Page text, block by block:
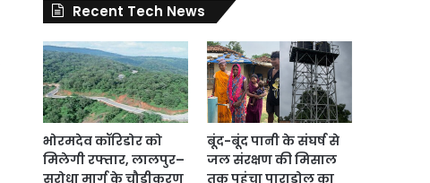
Recent Tech News
भोरमदेव कॉरिडोर को
मिलेगी रफ्तार, लालपुर–
सरोधा मार्ग के चौड़ीकरण
बूंद-बूंद पानी के संघर्ष से
जल संरक्षण की मिसाल
तक पहुंचा पाराडोल का